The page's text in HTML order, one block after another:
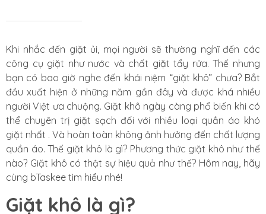
Khi nhắc đến giặt ủi, mọi người sẽ thường nghĩ đến các
công cụ giặt như nước và chất giặt tẩy rửa. Thế nhưng
bạn có bao giờ nghe đến khái niệm “giặt khô” chưa? Bắt
đầu xuất hiện ở những năm gần đây và được khá nhiều
người Việt ưa chuộng. Giặt khô ngày càng phổ biến khi có
thể chuyên trị giặt sạch đối với nhiều loại quần áo khó
giặt nhất . Và hoàn toàn không ảnh hưởng đến chất lượng
quần áo. Thế giặt khô là gì? Phương thức giặt khô như thế
nào? Giặt khô có thật sự hiệu quả như thế? Hôm nay, hãy
cùng bTaskee tìm hiểu nhé!
Giặt khô là gì?